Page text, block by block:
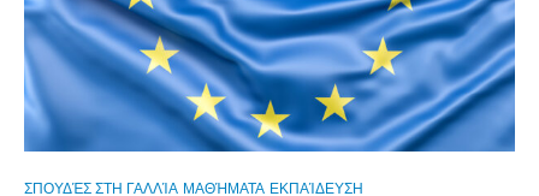
ΣΠΟΥΔΈΣ ΣΤΗ ΓΑΛΛΊΑ ΜΑΘΉΜΑΤΑ ΕΚΠΑΊΔΕΥΣΗ